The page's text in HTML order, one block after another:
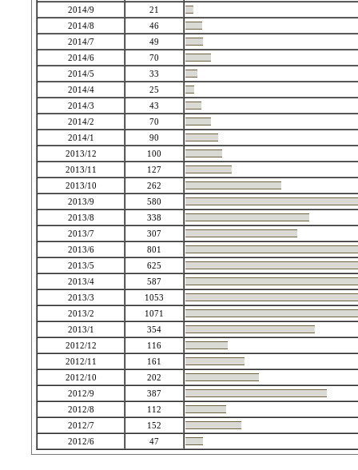
2014/9
21
2014/8
46
2014/7
49
2014/6
70
2014/5
33
2014/4
25
2014/3
43
2014/2
70
2014/1
90
2013/12
100
2013/11
127
2013/10
262
2013/9
580
2013/8
338
2013/7
307
2013/6
801
2013/5
625
2013/4
587
2013/3
1053
2013/2
1071
2013/1
354
2012/12
116
2012/11
161
2012/10
202
2012/9
387
2012/8
112
2012/7
152
2012/6
47